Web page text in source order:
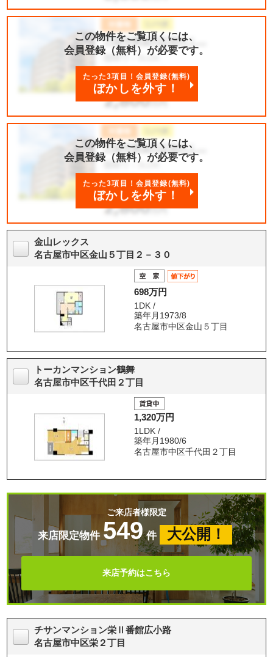
この物件をご覧頂くには、
会員登録（無料）が必要です。
たった3項目！会員登録(無料)
ぼかしを外す！
この物件をご覧頂くには、
会員登録（無料）が必要です。
たった3項目！会員登録(無料)
ぼかしを外す！
金山レックス
名古屋市中区金山５丁目２－３０
698万円
1DK /
築年月1973/8
名古屋市中区金山５丁目
トーカンマンション鶴舞
名古屋市中区千代田２丁目
1,320万円
1LDK /
築年月1980/6
名古屋市中区千代田２丁目
ご来店者様限定
来店限定物件 549 件 大公開！
来店予約はこちら
チサンマンション栄Ⅱ番館広小路
名古屋市中区栄２丁目